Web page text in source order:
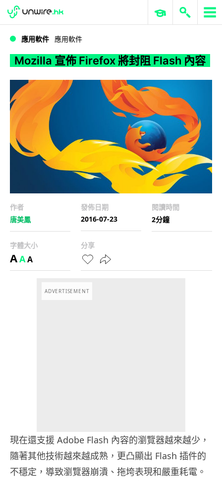
Mozilla 宣佈 Firefox 將封阻 Flash 內容
WWDC 2026 ERP 與商業 AI
應用軟件 應用軟件
Mozilla 宣佈 Firefox 將封阻 Flash 內容
作者
唐美鳳
發佈日期
2016-07-23
閱讀時間
2分鐘
字體大小
AAA
分享
ADVERTISEMENT
現在還支援 Adobe Flash 內容的瀏覽器越來越少，
隨著其他技術越來越成熟，更凸顯出 Flash 插件的
不穩定，導致瀏覽器崩潰、拖垮表現和嚴重耗電。